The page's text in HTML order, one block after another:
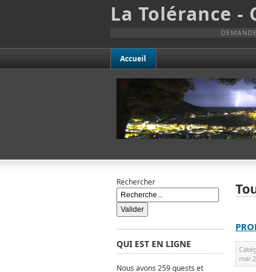
La Tolérance -
Accueil
mai
Rechercher
QUI EST EN LIGNE
Nous avons 259 guests et